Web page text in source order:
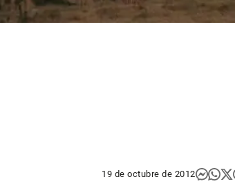
19 de octubre de 2012